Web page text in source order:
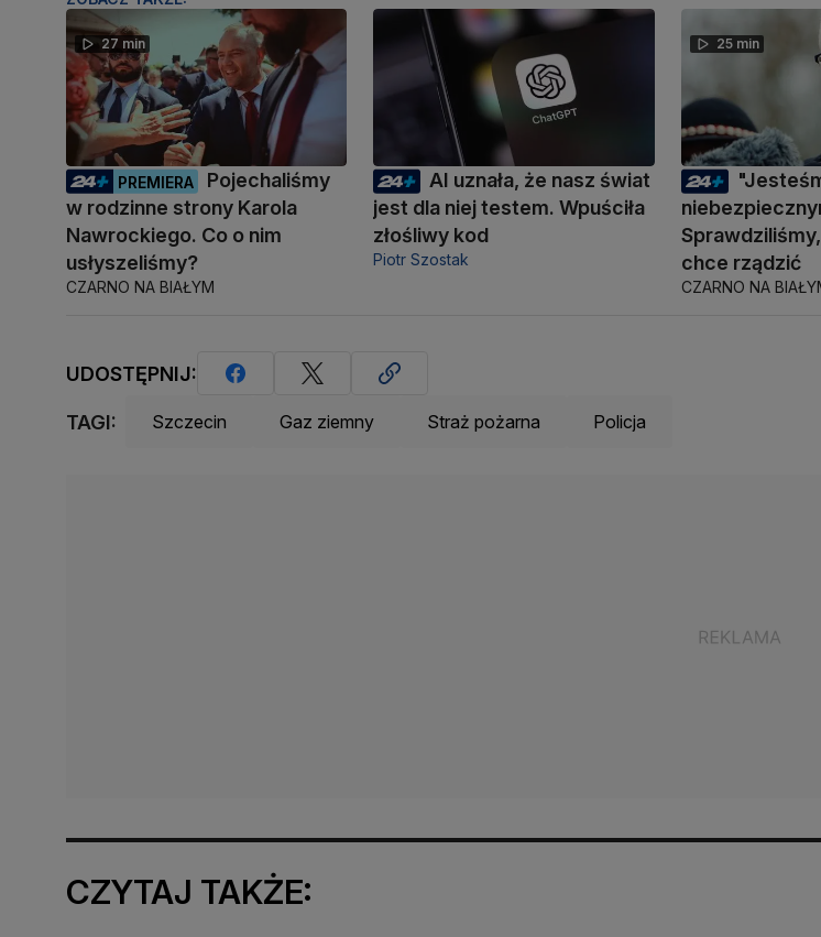
27 min
PREMIERA
Pojechaliśmy
w rodzinne strony Karola
Nawrockiego. Co o nim
usłyszeliśmy?
CZARNO NA BIAŁYM
AI uznała, że nasz świat
jest dla niej testem. Wpuściła
złośliwy kod
Piotr Szostak
25 min
chce rządzić
CZARNO NA
UDOSTĘPNIJ:
TAGI: Szczecin Gaz ziemny Straż pożarna Policja
CZYTAJ TAKŻE: